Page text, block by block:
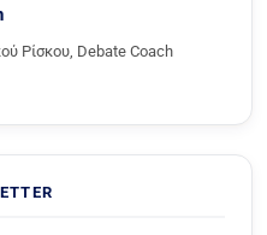
Ρίσκου, Debate Coach